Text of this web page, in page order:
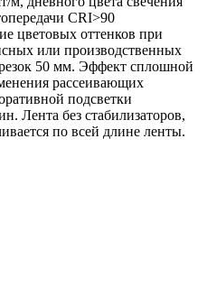
CRI>90
цветовых оттенков при
или производственных
50 мм. Эффект сплошной
рассеивающих
подсветки
Лента без стабилизаторов,
по всей длине ленты.